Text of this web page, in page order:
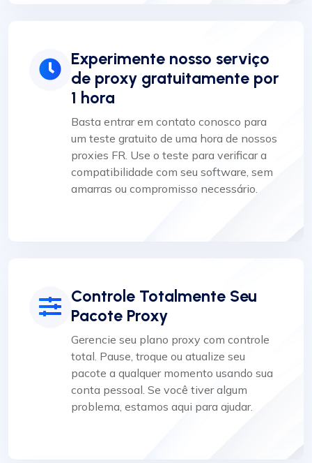
Experimente nosso serviço
de proxy gratuitamente por
1 hora
Basta entrar em contato conosco para
um teste gratuito de uma hora de nossos
proxies FR. Use o teste para verificar a
compatibilidade com seu software, sem
amarras ou compromisso necessário.
Controle Totalmente Seu
Pacote Proxy
Gerencie seu plano proxy com controle
total. Pause, troque ou atualize seu
pacote a qualquer momento usando sua
conta pessoal. Se você tiver algum
problema, estamos aqui para ajudar.